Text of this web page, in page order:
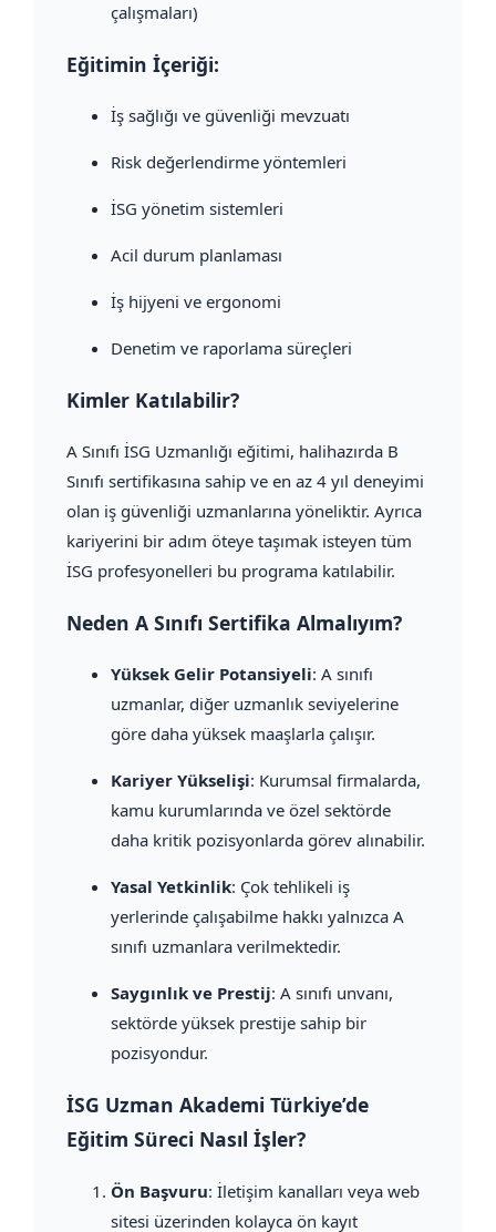
çalışmaları)
Eğitimin İçeriği:
İş sağlığı ve güvenliği mevzuatı
Risk değerlendirme yöntemleri
İSG yönetim sistemleri
Acil durum planlaması
İş hijyeni ve ergonomi
Denetim ve raporlama süreçleri
Kimler Katılabilir?
A Sınıfı İSG Uzmanlığı eğitimi, halihazırda B
Sınıfı sertifikasına sahip ve en az 4 yıl deneyimi
olan iş güvenliği uzmanlarına yöneliktir. Ayrıca
kariyerini bir adım öteye taşımak isteyen tüm
İSG profesyonelleri bu programa katılabilir.
Neden A Sınıfı Sertifika Almalıyım?
Yüksek Gelir Potansiyeli: A sınıfı
uzmanlar, diğer uzmanlık seviyelerine
göre daha yüksek maaşlarla çalışır.
Kariyer Yükselişi: Kurumsal firmalarda,
kamu kurumlarında ve özel sektörde
daha kritik pozisyonlarda görev alınabilir.
Yasal Yetkinlik: Çok tehlikeli iş
yerlerinde çalışabilme hakkı yalnızca A
sınıfı uzmanlara verilmektedir.
Saygınlık ve Prestij: A sınıfı unvanı,
sektörde yüksek prestije sahip bir
pozisyondur.
İSG Uzman Akademi Türkiye’de
Eğitim Süreci Nasıl İşler?
Ön Başvuru: İletişim kanalları veya web
sitesi üzerinden kolayca ön kayıt